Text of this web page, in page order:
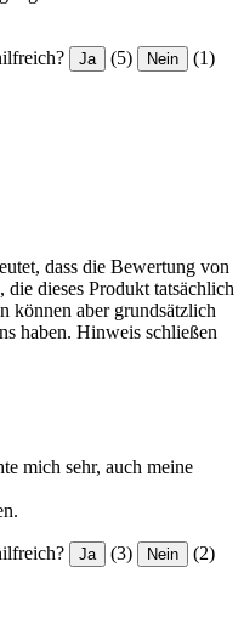
Ja (5) Nein (1)
dass die Bewertung von
dieses Produkt tatsächlich
können aber grundsätzlich
haben. Hinweis schließen
mich sehr, auch meine
Ja (3) Nein (2)